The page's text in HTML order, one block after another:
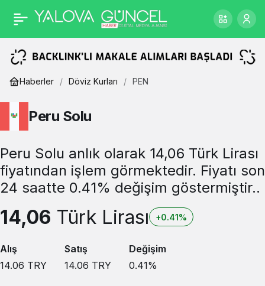
Haberler Döviz Kurları PEN
Peru Solu
Peru Solu anlık olarak 14,06 Türk Lirası
fiyatından işlem görmektedir. Fiyatı son
24 saatte 0.41% değişim göstermiştir..
14,06 Türk Lirası +0.41%
Alış
14.06 TRY
Satış
14.06 TRY
Değişim
0.41%